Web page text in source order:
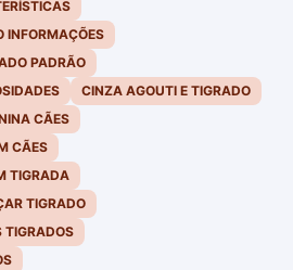
INFORMAÇÕES
PADRÃO
CINZA AGOUTI E TIGRADO
CÃES
CÃES
TIGRADA
TIGRADO
TIGRADOS